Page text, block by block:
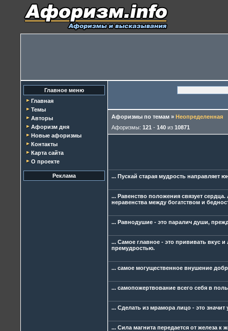
Главное меню
Главная
Темы
Авторы
Афоризм дня
Новые афоризмы
Контакты
Карта сайта
О проекте
Реклама
Афоризмы по темам » Неопределенная
Афоризмы: 121 - 140 из 10871
... Пускай старая мудрость направляет
... Равенство положения связует
неравенства между богатством и
... Равнодушие - это паралич души,
... Самое главное - это прививать вкус
премудростью.
... самое могущественное внушение
... самопожертвование всего себя в
... Сделать из мрамора лицо - это значит
... Сила магнита передается от железа к